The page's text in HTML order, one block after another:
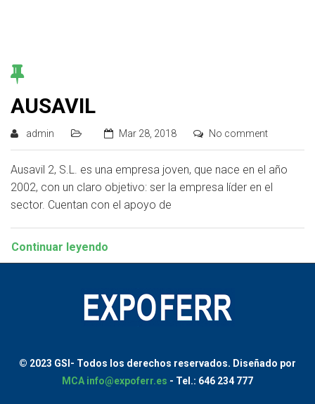
AUSAVIL
admin Mar 28, 2018 No comment
Ausavil 2, S.L. es una empresa joven, que nace en el año
2002, con un claro objetivo: ser la empresa líder en el
sector. Cuentan con el apoyo de
Continuar leyendo
© 2023 GSI- Todos los derechos reservados. Diseñado por
MCA info@expoferr.es - Tel.: 646 234 777